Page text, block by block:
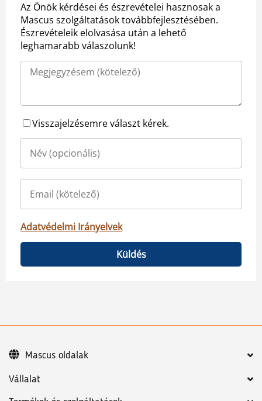
Az Önök kérdései és észrevételei hasznosak a
Mascus szolgáltatások továbbfejlesztésében.
Észrevételeik elolvasása után a lehető
leghamarabb válaszolunk!
Visszajelzésemre választ kérek.
Adatvédelmi Irányelvek
Küldés
Vállalat
Mascus oldalak